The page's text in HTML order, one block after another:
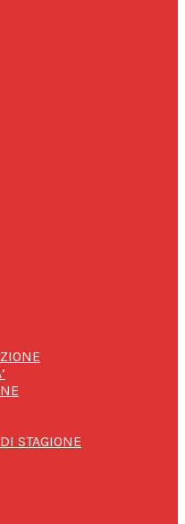
STAGIONE